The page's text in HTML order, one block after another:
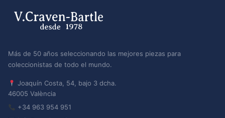
Más de 50 años seleccionando las mejores piezas para
coleccionistas de todo el mundo.
Joaquín Costa, 54, bajo 3 dcha.
46005 València
+34 963 954 951